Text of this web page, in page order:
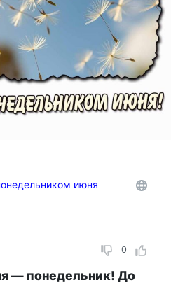
июня
0
— понедельник! До